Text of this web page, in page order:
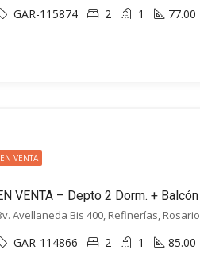
GAR-115874 2 1 77.00
EN VENTA
Avellaneda Bis 400, Refinerías, Rosario
GAR-114866 2 1 85.00